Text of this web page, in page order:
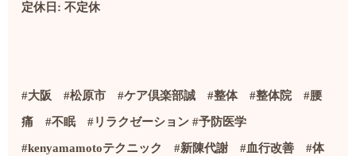
定休日 :不定休
#大阪#松原市#ケア倶楽部誠#整体#整体院#腰
痛#不眠#リラクゼーション #予防医学
#kenyamamotoテクニック#新陳代謝#血行改善#体